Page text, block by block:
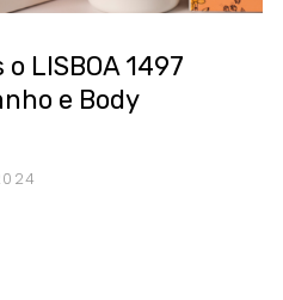
LISBOA 1497
e Body